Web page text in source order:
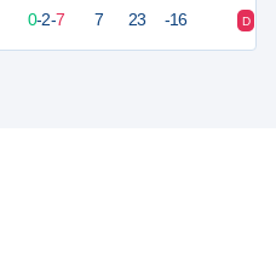
0-2-7 7 23 -16 D